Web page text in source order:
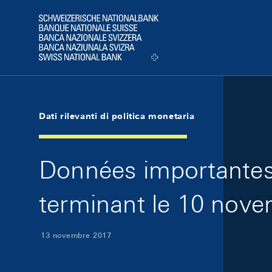
Logo
Dati rilevanti di politica monetaria
Données
terminant le 10
13 novembre 2017